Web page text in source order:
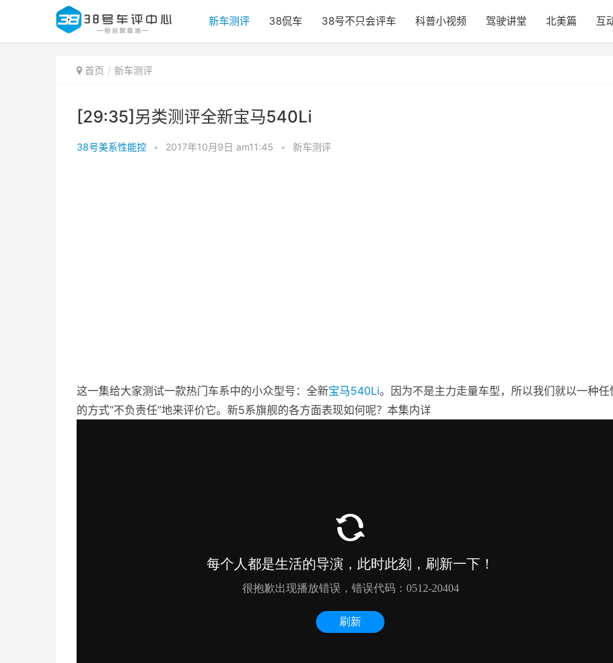
新车测评 38侃车 38号不只会评车 科普小视频 驾驶讲堂 北美篇 互
首页 新车测评
[29:35]另类测评全新宝马540Li
38号美系性能控 • 2017年10月9日 am11:45 • 新车测评
这一集给大家测试一款热门车系中的小众型号：全新宝马540Li。因为不是主力走量车型，所以我们就以一种任
的方式“不负责任”地来评价它。新5系旗舰的各方面表现如何呢？本集内详